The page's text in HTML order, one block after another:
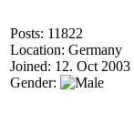
Posts: 11822
Location: Germany
Joined: 12. Oct 2003
Gender: